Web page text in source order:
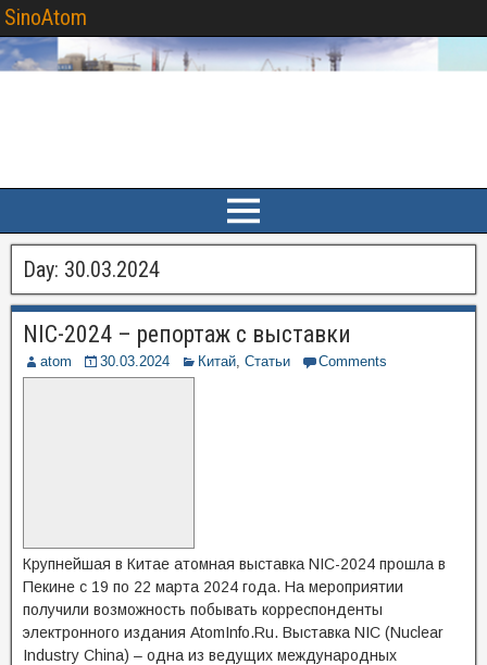
SinoAtom
Day: 30.03.2024
NIC-2024 – репортаж с выставки
atom 30.03.2024 Китай, Статьи Comments
Крупнейшая в Китае атомная выставка NIC-2024 прошла в
Пекине с 19 по 22 марта 2024 года. На мероприятии
получили возможность побывать корреспонденты
электронного издания AtomInfo.Ru. Выставка NIC (Nuclear
Industry China) – одна из ведущих международных